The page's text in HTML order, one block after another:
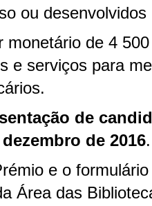
ou desenvolvidos
monetário de 4
e serviços para
de
de 2016.
e o
Área das